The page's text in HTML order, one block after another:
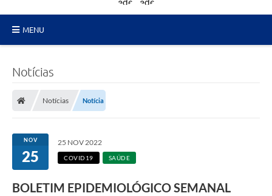
MENU
Secretarias
Tributos
Notícias
Notícias Notícia
NOV
25
25 NOV 2022
COVID19 SAÚDE
BOLETIM EPIDEMIOLÓGICO SEMANAL